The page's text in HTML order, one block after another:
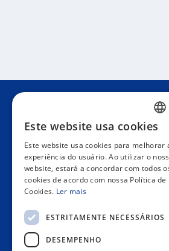
retorna
Condições gerais de venda
Contate-Nos
SPANISH
ENGLISH
FRENCH
Este website usa cookies
Este website usa cookies para melhorar
experiência do usuário. Ao utilizar o
website, estará a concordar com todos
cookies de acordo com nossa Política de
Cookies. Ler mais
ESTRITAMENTE NECESSÁRIOS
DESEMPENHO